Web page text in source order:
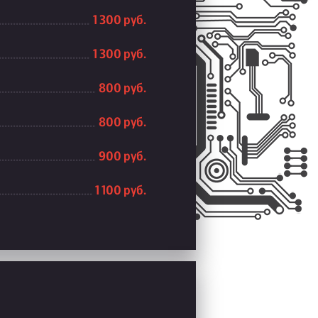
1 300 руб.
1 300 руб.
800 руб.
800 руб.
900 руб.
1 100 руб.